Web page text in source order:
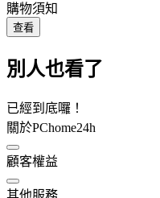
購物須知
查看
別人也看了
已經到底囉！
關於PChome24h
顧客權益
其他服務